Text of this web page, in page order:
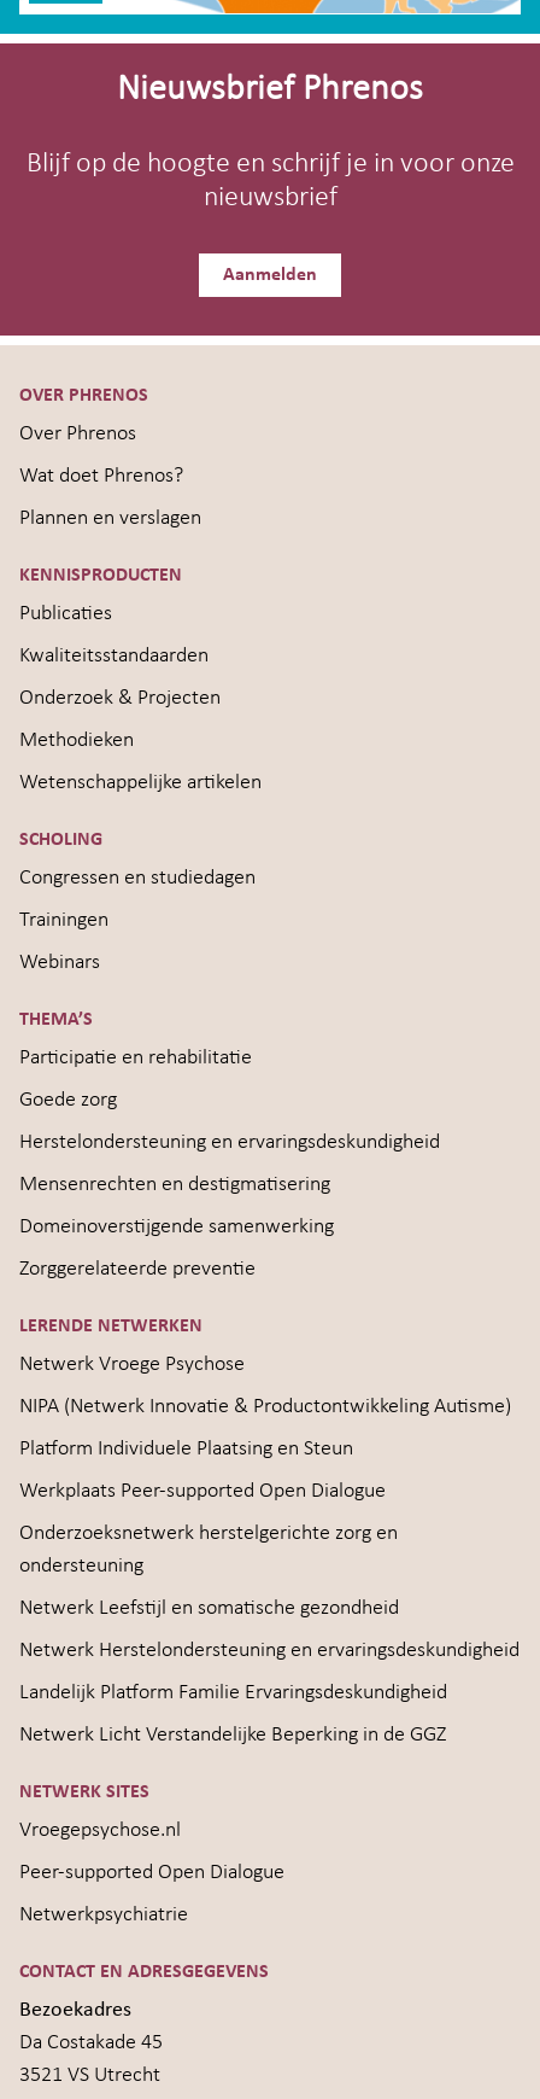
Site-
Nieuwsbrief Phrenos
Blijf op de hoogte en schrijf je in voor onze
nieuwsbrief
Aanmelden
OVER PHRENOS
Over Phrenos
Wat doet Phrenos?
Plannen en verslagen
KENNISPRODUCTEN
Publicaties
Kwaliteitsstandaarden
Onderzoek & Projecten
Methodieken
Wetenschappelijke artikelen
SCHOLING
Congressen en studiedagen
Trainingen
Webinars
THEMA’S
Participatie en rehabilitatie
Goede zorg
Herstelondersteuning en ervaringsdeskundigheid
Mensenrechten en destigmatisering
Domeinoverstijgende samenwerking
Zorggerelateerde preventie
LERENDE NETWERKEN
Netwerk Vroege Psychose
NIPA (Netwerk Innovatie & Productontwikkeling Autisme)
Platform Individuele Plaatsing en Steun
Werkplaats Peer-supported Open Dialogue
Onderzoeksnetwerk herstelgerichte zorg en
ondersteuning
Netwerk Leefstijl en somatische gezondheid
Netwerk Herstelondersteuning en ervaringsdeskundigheid
Landelijk Platform Familie Ervaringsdeskundigheid
Netwerk Licht Verstandelijke Beperking in de GGZ
NETWERK SITES
Vroegepsychose.nl
Peer-supported Open Dialogue
Netwerkpsychiatrie
CONTACT EN ADRESGEGEVENS
Bezoekadres
Da Costakade 45
3521 VS Utrecht